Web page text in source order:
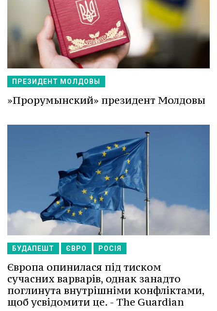
ПРЕЗИДЕНТ МОЛДОВЫ
»Прорумынский» президент Молдовы
БУДАПЕШТ ЄВРО РОСІЯ
Європа опинилася під тиском
сучасних варварів, однак занадто
поглинута внутрішніми конфліктами,
щоб усвідомити це. - The Guardian